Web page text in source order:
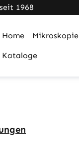
1968
Home Mikroskopie
Kataloge